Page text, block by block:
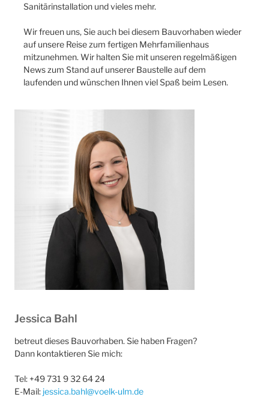
Sanitärinstallation und vieles mehr.
Wir freuen uns, Sie auch bei diesem Bauvorhaben wieder
auf unsere Reise zum fertigen Mehrfamilienhaus
mitzunehmen. Wir halten Sie mit unseren regelmäßigen
News zum Stand auf unserer Baustelle auf dem
laufenden und wünschen Ihnen viel Spaß beim Lesen.
Jessica Bahl
betreut dieses Bauvorhaben. Sie haben Fragen?
Dann kontaktieren Sie mich:
Tel: +49 731 9 32 64 24
E-Mail: jessica.bahl@voelk-ulm.de